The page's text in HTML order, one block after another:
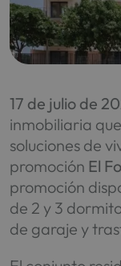
17 de julio de
inmobiliaria
soluciones de
promoción El
promoción
de 2 y 3
de garaje y